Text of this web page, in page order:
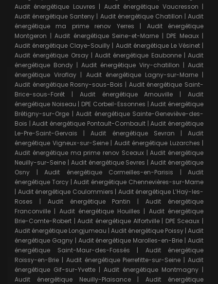
Audit énergétique Louvres | Audit énergétique Vaucresson |
Audit énergétique Santeny | Audit énergétique Chatillon | Audit
énergétique ma prime renov Yerres | Audit énergétique
Montgeron | Audit énergétique Seine-et-Marne | DPE Meaux|
Audit énergétique Claye-Souilly | Audit énergétique Le Vésinet|
Audit énergétique Orsay| Audit énergétique Eaubonne| Audit
énergétique Bondy | Audit énergétique Viry-chatillon | Audit
énergétique Viroflay | Audit énergétique Lagny-sur-Marne|
Audit énergétique Rosny-sous-Bois | Audit énergétique Saint-
Brice-sous-Forêt | Audit énergétique Arnouville |Audit
énergétique Noiseau | DPE Corbeil-Essonnes |Audit énergétique
Brétigny-sur-Orge | Audit énergétique Sainte-Geneviève-des-
Bois |Audit énergétique Pontault-Combault|Audit énergétique
Le-Pre-Saint-Gervais |Audit énergétique Sevran |Audit
énergétique Vigneux-sur-Seine| Audit énergétique Luzarches |
Audit énergétique ma prime renov Sceaux|Audit énergétique
Neuilly-sur-Seine | Audit énergétique Sevres |Audit énergétique
Osny | Audit énergétique Cormeilles-en-Parisis | Audit
énergétique Torcy|Audit énergétique Chennevières-sur-Marne
| Audit énergétique Coulommiers | Audit énergétique L’Haÿ-les-
Roses | Audit énergétique Pantin |Audit énergétique
Franconville | Audit énergétique Houilles | Audit énergétique
Brie-Comte-Robert |Audit énergétique Alfortville| DPE Sceaux |
Audit énergétique Longjumeau | Audit énergétique Poissy | Audit
énergétique Gagny| Audit énergétique Marolles-en-Brie |Audit
énergétique Saint-Maur-des-Fossés | Audit énergétique
Roissy-en-Brie | Audit énergétique Pierrefitte-sur-Seine |Audit
énergétique Gif-sur-Yvette | Audit énergétique Montmagny |
Audit énergétique Neuilly-Plaisance|Audit énergétique